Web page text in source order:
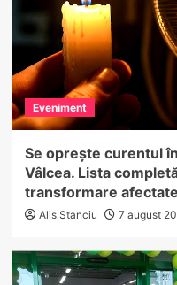
Eveniment
Se oprește curentul
Vâlcea. Lista
transformare afectate
Alis Stanciu 7 august